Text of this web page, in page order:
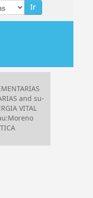
Ir
and su-
VITAL